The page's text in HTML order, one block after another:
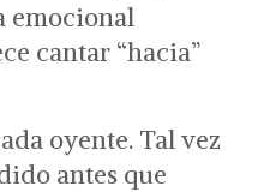
emocional
cantar “hacia”
oyente. Tal vez
antes que